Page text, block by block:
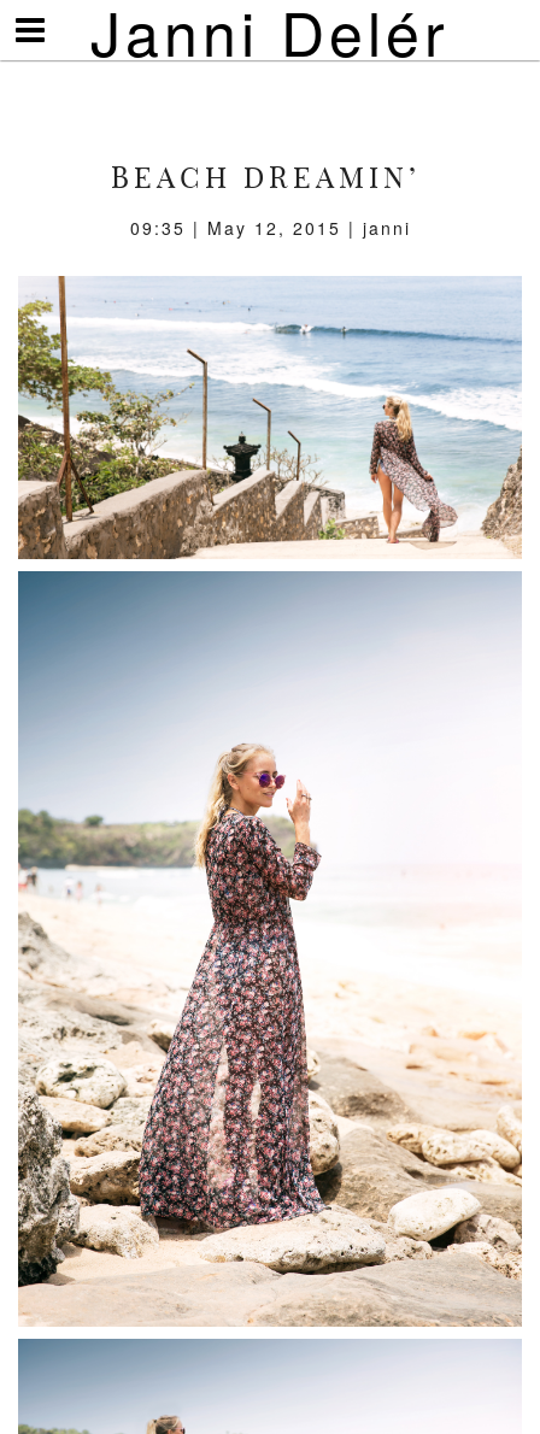
Janni Delér
Visa/göm
meny
BEACH DREAMIN’
09:35 | May 12, 2015 | janni